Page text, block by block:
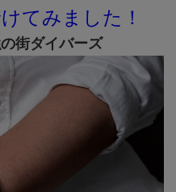
てみました！
街ダイバーズ